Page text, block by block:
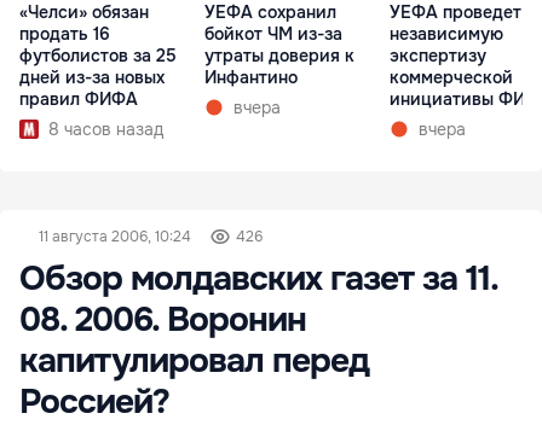
«Челси» обязан
продать 16
футболистов за 25
дней из-за новых
правил ФИФА
8 часов назад
УЕФА сохранил
бойкот ЧМ из-за
утраты доверия к
Инфантино
вчера
УЕФА проведет
независимую
экспертизу
коммерческой
инициативы
вчера
11 августа 2006, 10:24 426
Обзор молдавских газет за 11.
08. 2006. Воронин
капитулировал перед
Россией?